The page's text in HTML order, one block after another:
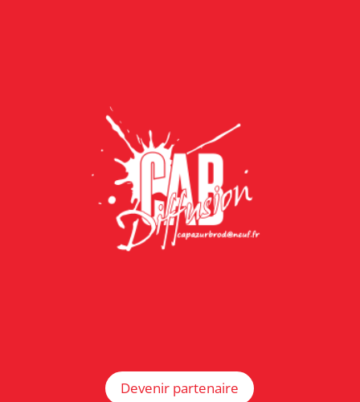
Devenir partenaire